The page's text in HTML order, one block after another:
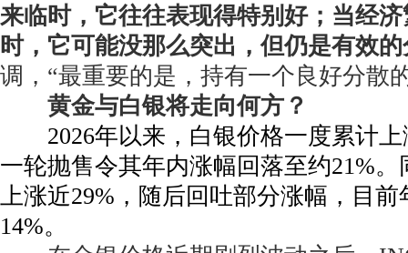
来临时，它往往表现得特别好；当经
时，它可能没那么突出，但仍是有效
调，“最重要的是，持有一个良好分散
黄金与白银将走向何方？
2026年以来，白银价格一度累计
一轮抛售令其年内涨幅回落至约21%
上涨近29%，随后回吐部分涨幅，目前
14%。